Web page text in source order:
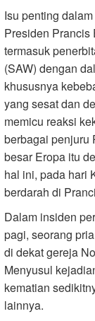
Isu penting
Presiden Prancis
termasuk
(SAW) dengan
khususnya
yang sesat dan
memicu reaksi
berbagai penjuru
besar Eropa itu
hal ini, pada hari
berdarah di
Dalam insiden
pagi, seorang
di dekat gereja
Menyusul
kematian
lainnya.